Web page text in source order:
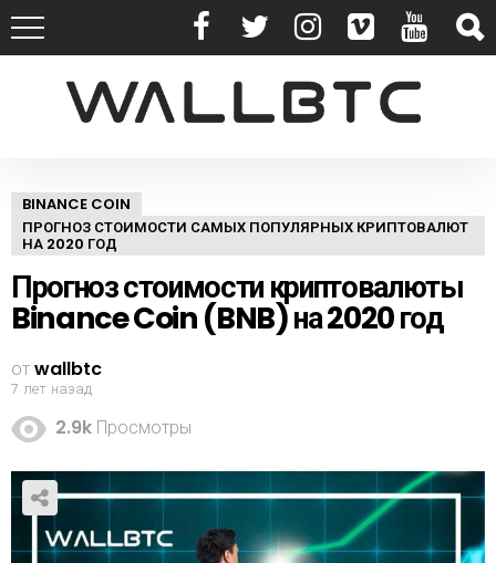
BINANCE COIN
ПРОГНОЗ СТОИМОСТИ САМЫХ ПОПУЛЯРНЫХ КРИПТОВАЛЮТ
НА 2020 ГОД
Прогноз стоимости криптовалюты
Binance Coin (BNB) на 2020 год
отwallbtc
7 лет назад
2.9k Просмотры